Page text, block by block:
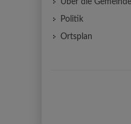
Über die Gemeinde
Politik
Ortsplan